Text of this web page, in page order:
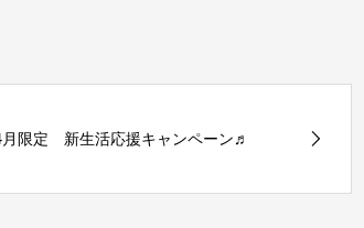
限定 新生活応援キャンペーン♬